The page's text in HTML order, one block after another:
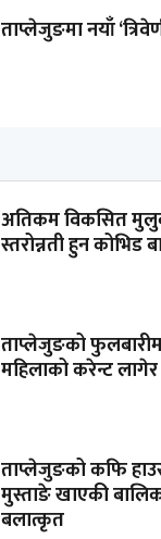
ताप्लेजुङमा नयाँ
अतिकम विकसित
स्तरोन्नती हुन कोभिड
ताप्लेजुङको
महिलाको करेन्ट
ताप्लेजुङको कफि
मुस्ताङे खाएकी
बलात्कृत